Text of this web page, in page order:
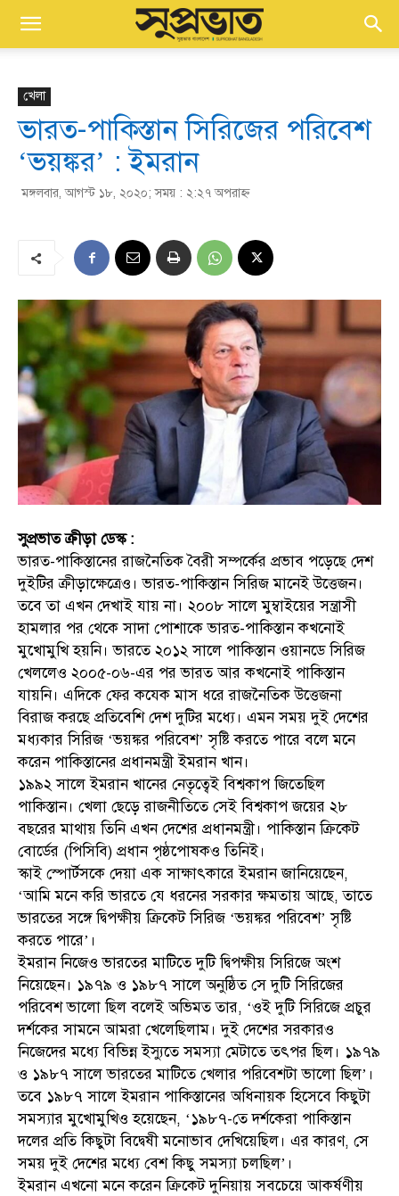
খেলা
ভারত-পাকিস্তান সিরিজের পরিবেশ
‘ভয়ঙ্কর’ : ইমরান
মঙ্গলবার, আগস্ট ১৮, ২০২০; সময় : ২:২৭ অপরাহ্ণ
সুপ্রভাত ক্রীড়া ডেস্ক :
ভারত-পাকিস্তানের রাজনৈতিক বৈরী সম্পর্কের প্রভাব পড়েছে দেশ
দুইটির ক্রীড়াক্ষেত্রেও। ভারত-পাকিস্তান সিরিজ মানেই উত্তেজন।
তবে তা এখন দেখাই যায় না। ২০০৮ সালে মুম্বাইয়ের সন্ত্রাসী
হামলার পর থেকে সাদা পোশাকে ভারত-পাকিস্তান কখনোই
মুখোমুখি হয়নি। ভারতে ২০১২ সালে পাকিস্তান ওয়ানডে সিরিজ
খেললেও ২০০৫-০৬-এর পর ভারত আর কখনোই পাকিস্তান
যায়নি। এদিকে ফের কযেক মাস ধরে রাজনৈতিক উত্তেজনা
বিরাজ করছে প্রতিবেশি দেশ দুটির মধ্যে। এমন সময় দুই দেশের
মধ্যকার সিরিজ ‘ভয়ঙ্কর পরিবেশ’ সৃষ্টি করতে পারে বলে মনে
করেন পাকিস্তানের প্রধানমন্ত্রী ইমরান খান।
১৯৯২ সালে ইমরান খানের নেতৃত্বেই বিশ্বকাপ জিতেছিল
পাকিস্তান। খেলা ছেড়ে রাজনীতিতে সেই বিশ্বকাপ জয়ের ২৮
বছরের মাথায় তিনি এখন দেশের প্রধানমন্ত্রী। পাকিস্তান ক্রিকেট
বোর্ডের (পিসিবি) প্রধান পৃষ্ঠপোষকও তিনিই।
স্কাই স্পোর্টসকে দেয়া এক সাক্ষাৎকারে ইমরান জানিয়েছেন,
‘আমি মনে করি ভারতে যে ধরনের সরকার ক্ষমতায় আছে, তাতে
ভারতের সঙ্গে দ্বিপক্ষীয় ক্রিকেট সিরিজ ‘ভয়ঙ্কর পরিবেশ’ সৃষ্টি
করতে পারে’।
ইমরান নিজেও ভারতের মাটিতে দুটি দ্বিপক্ষীয় সিরিজে অংশ
নিয়েছেন। ১৯৭৯ ও ১৯৮৭ সালে অনুষ্ঠিত সে দুটি সিরিজের
পরিবেশ ভালো ছিল বলেই অভিমত তার, ‘ওই দুটি সিরিজে প্রচুর
দর্শকের সামনে আমরা খেলেছিলাম। দুই দেশের সরকারও
নিজেদের মধ্যে বিভিন্ন ইস্যুতে সমস্যা মেটাতে তৎপর ছিল। ১৯৭৯
ও ১৯৮৭ সালে ভারতের মাটিতে খেলার পরিবেশটা ভালো ছিল’।
তবে ১৯৮৭ সালে ইমরান পাকিস্তানের অধিনায়ক হিসেবে কিছুটা
সমস্যার মুখোমুখিও হয়েছেন, ‘১৯৮৭-তে দর্শকেরা পাকিস্তান
দলের প্রতি কিছুটা বিদ্বেষী মনোভাব দেখিয়েছিল। এর কারণ, সে
সময় দুই দেশের মধ্যে বেশ কিছু সমস্যা চলছিল’।
ইমরান এখনো মনে করেন ক্রিকেট দুনিয়ায় সবচেয়ে আকর্ষণীয়